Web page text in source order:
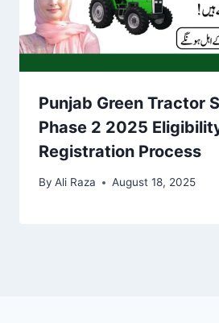
Punjab Green Tractor
Phase 2 2025
Registration Process
By Ali Raza August 18, 2025